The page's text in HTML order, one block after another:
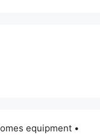
equipment•